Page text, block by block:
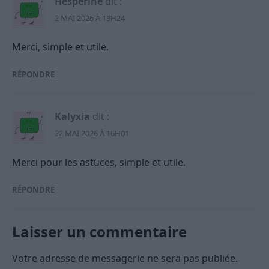
2 MAI 2026 À 13H24
Merci, simple et utile.
RÉPONDRE
Kalyxia dit :
22 MAI 2026 À 16H01
Merci pour les astuces, simple et utile.
RÉPONDRE
Laisser un commentaire
Votre adresse de messagerie ne sera pas publiée.